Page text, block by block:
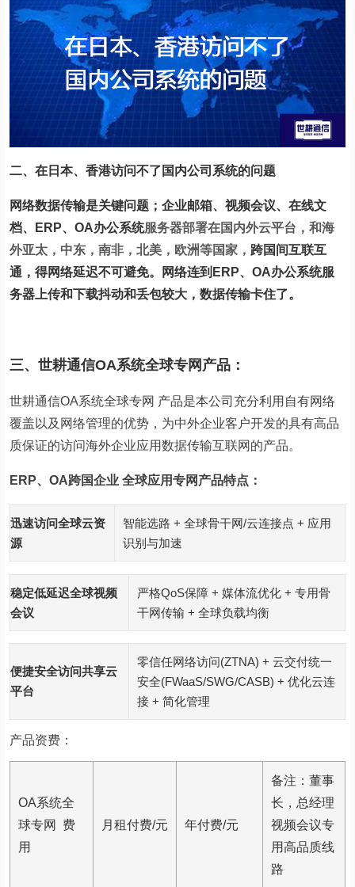
二、在日本、香港访问不了国内公司系统的问题
网络数据传输是关键问题；企业邮箱、视频会议、在线文
档、ERP、OA办公系统服务器部署在国内外云平台，和海
外亚太，中东，南非，北美，欧洲等国家， 跨国间互联互
通，得网络延迟不可避免。网络连到ERP、OA办公系统服
务器上传和下载抖动和丢包较大，数据传输卡住了。
三、世耕通信OA系统全球专网产品：
世耕通信OA系统全球专网 产品是本公司充分利用自有网络
覆盖以及网络管理的优势，为中外企业客户开发的具有高品
质保证的访问海外企业应用数据传输互联网的产品。
ERP、OA跨国企业 全球应用专网产品特点：
迅速访问全球云资
源
智能选路 + 全球骨干网/云连接点 + 应用
识别与加速
稳定低延迟全球视频
会议
严格QoS保障 + 媒体流优化 + 专用骨
干网传输 + 全球负载均衡
便捷安全访问共享云
平台
零信任网络访问(ZTNA) + 云交付统一
安全(FWaaS/SWG/CASB) + 优化云连
接 + 简化管理
产品资费：
OA系统全
球专网
费
用
月租付费/元 年付费/元
备注 ：董事
长，总经理
视频会议专
用高品质线
路